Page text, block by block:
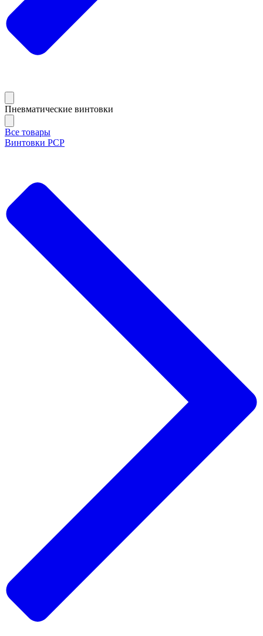
Пневматические винтовки
Все товары
Винтовки PCP